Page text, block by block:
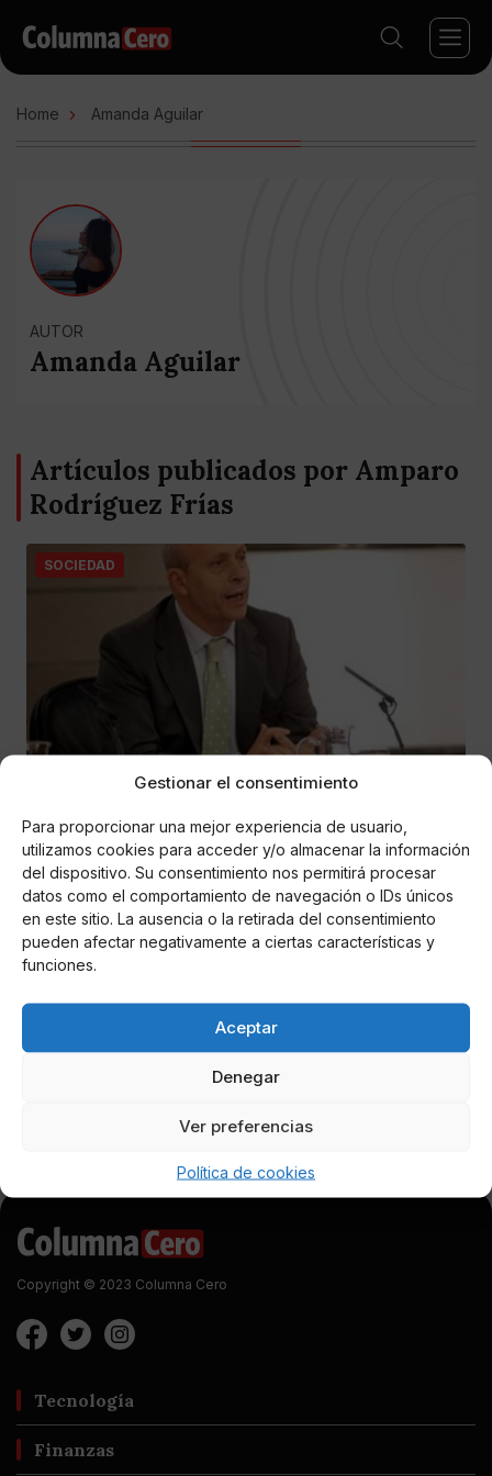
Gestionar el consentimiento
Para proporcionar una mejor experiencia de usuario,
utilizamos cookies para acceder y/o almacenar la información
del dispositivo. Su consentimiento nos permitirá procesar
datos como el comportamiento de navegación o IDs únicos
en este sitio. La ausencia o la retirada del consentimiento
pueden afectar negativamente a ciertas características y
funciones.
Aceptar
Denegar
Ver preferencias
Política de cookies
Home Amanda Aguilar
AUTOR
Amanda Aguilar
Artículos publicados por Amparo
Rodríguez Frías
SOCIEDAD
preocupación"
Para el exministro de Educación las becas fueron una de
sus prioridades, según ha explicado en su comparecencia
en la Comisión de Educación del Congreso.
Copyright © 2023 Columna Cero
Tecnología
Finanzas